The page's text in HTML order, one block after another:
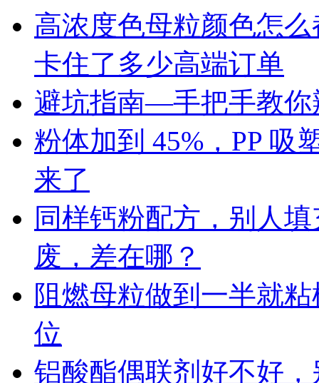
高浓度色母粒颜色怎
卡住了多少高端订单
避坑指南—手把手教你
粉体加到 45%，PP 吸
来了
同样钙粉配方，别人
废，差在哪？
阻燃母粒做到一半就
位
铝酸酯偶联剂好不好